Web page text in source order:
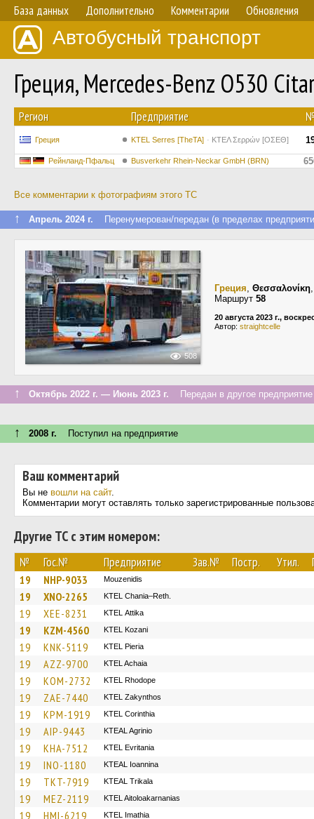
База данных Дополнительно Комментарии Обновления
Автобусный транспорт
Греция, Mercedes-Benz O530
Регион Предприятие
Греция KTEL Serres [TheTA] ΚΤΕΛ Σερρών [ΟΣΕΘ]
Рейнланд-Пфальц Busverkehr Rhein-Neckar GmbH (BRN)
Все комментарии к фотографиям этого ТС
↑ Апрель 2024 г. Перенумерован/передан (в пределах
508
Греция, Θεσσαλονίκη
Маршрут 58
20 августа 2023 г.,
Автор: straightcelle
↑ Октябрь 2022 г. — Июнь 2023 г. Передан в другое
↑ 2008 г. Поступил на предприятие
Ваш комментарий
Вы не вошли на сайт.
Комментарии могут оставлять только зарегистрированные
Другие ТС с этим номером:
№ Гос.№ Предприятие Зав.№ Постр. Утил.
19 NHP-9033 Mouzenidis
19 XNO-2265 KTEL Chania–Reth.
19 XEE-8231 KΤΕL Αttika
19 KZM-4560 ΚΤΕL Kozani
19 KNK-5119 KTEL Pieria
19 AZZ-9700 KTEL Achaia
19 KOM-2732 KTEL Rhodope
19 ZAE-7440 KTEL Zakynthos
19 KPM-1919 KTEL Corinthia
19 AIP-9443 KTEAL Agrinio
19 KHA-7512 ΚΤΕL Evritania
19 INO-1180 KTEAL Ioannina
19 TKT-7919 KTEAL Trikala
19 MEZ-2119 KTEL Aitoloakarnanias
19 HMI-6219 KTEL Imathia